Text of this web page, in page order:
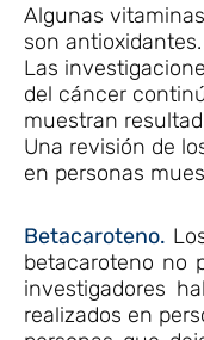
Algunas
son antioxidantes.
Las
del cáncer
muestran
Una revisión de
en personas
Betacaroteno.
betacaroteno no
investigadores
realizados en